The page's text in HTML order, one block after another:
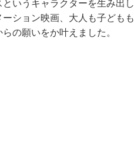
いうキャラクターを生み出し
ション映画、大人も子どもも
の願いをか叶えました。